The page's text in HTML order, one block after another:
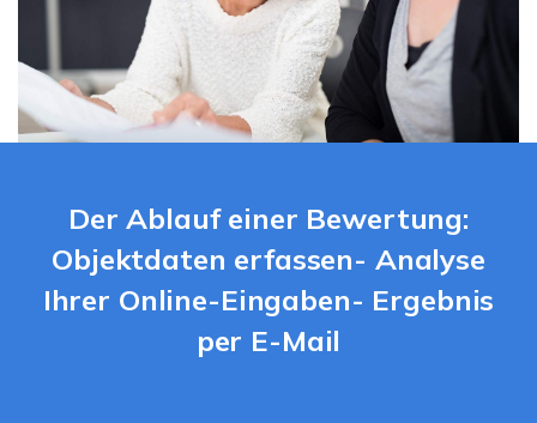
Der Ablauf einer Bewertung:
Objektdaten erfassen- Analyse
Ihrer Online-Eingaben- Ergebnis
per E-Mail